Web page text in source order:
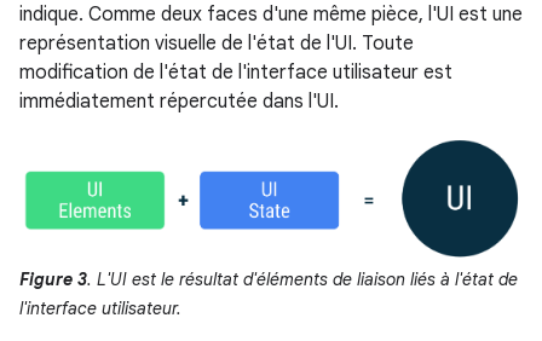
indique. Comme deux faces d'une même pièce, l'UI est une
représentation visuelle de l'état de l'UI. Toute
modification de l'état de l'interface utilisateur est
immédiatement répercutée dans l'UI.
Figure 3. L'UI est le résultat d'éléments de liaison liés à l'état de
l'interface utilisateur.